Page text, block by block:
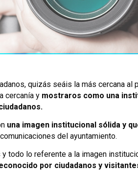
quizás seáis la más cercana al
cercanía y mostraros como una
una imagen institucional sólida y
del ayuntamiento.
todo lo referente a la imagen
por ciudadanos y